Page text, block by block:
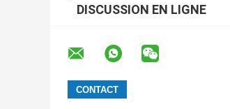
DISCUSSION EN LIGNE